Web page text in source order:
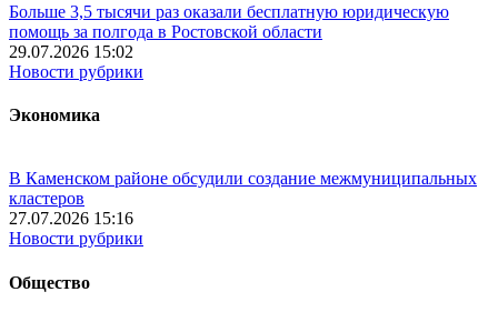
Больше 3,5 тысячи раз оказали бесплатную юридическую
помощь за полгода в Ростовской области
29.07.2026 15:02
Новости рубрики
Экономика
В Каменском районе обсудили создание межмуниципальных
кластеров
27.07.2026 15:16
Новости рубрики
Общество